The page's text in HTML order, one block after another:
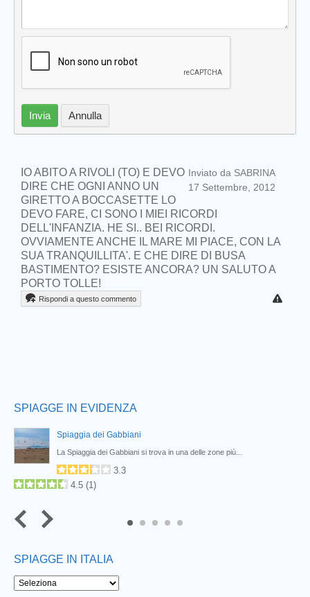
Invia Annulla
Inviato da SABRINA
17 Settembre, 2012
IO ABITO A RIVOLI (TO) E DEVO
DIRE CHE OGNI ANNO UN
GIRETTO A BOCCASETTE LO
DEVO FARE, CI SONO I MIEI RICORDI
DELL'INFANZIA. HE SI.. BEI RICORDI.
OVVIAMENTE ANCHE IL MARE MI PIACE, CON LA
SUA TRANQUILLITA'. E CHE DIRE DI BUSA
BASTIMENTO? ESISTE ANCORA? UN SALUTO A
PORTO TOLLE!
Rispondi a questo commento
SPIAGGE IN EVIDENZA
Spiaggia dei Gabbiani
La Spiaggia dei Gabbiani si trova in una delle zone più...
3.3
4.5 (1)
Prev
SPIAGGE IN ITALIA